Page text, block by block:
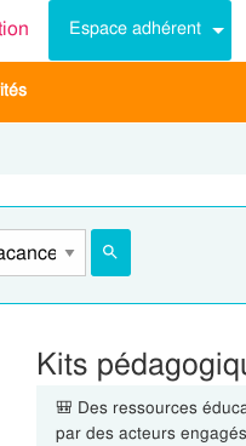
Espace adhérent
Kits
🎒 Des ressources
par des acteurs